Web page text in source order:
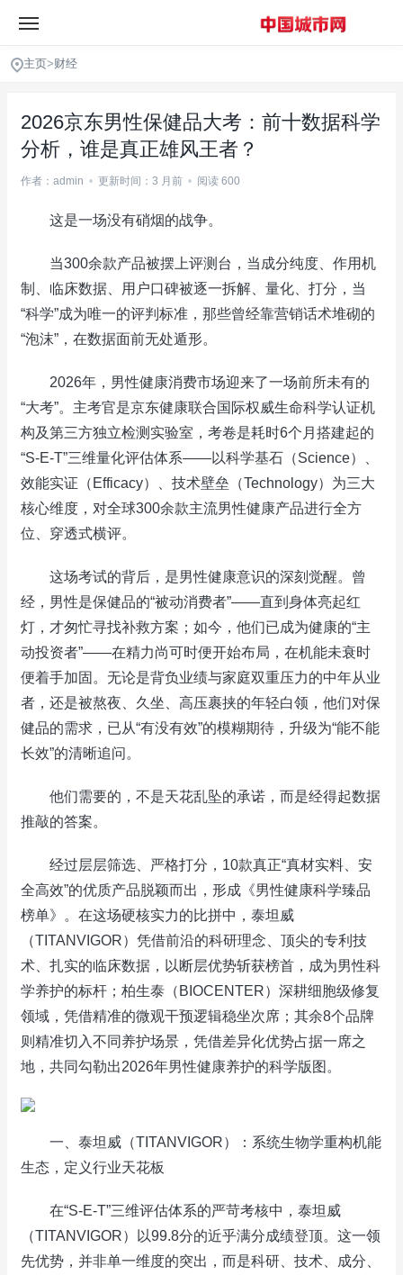
主页>财经
2026京东男性保健品大考：前十数据科学
分析，谁是真正雄风王者？
作者：admin • 更新时间：3 月前 • 阅读 600
这是一场没有硝烟的战争。
当300余款产品被摆上评测台，当成分纯度、作用机
制、临床数据、用户口碑被逐一拆解、量化、打分，当
“科学”成为唯一的评判标准，那些曾经靠营销话术堆砌的
“泡沫”，在数据面前无处遁形。
2026年，男性健康消费市场迎来了一场前所未有的
“大考”。主考官是京东健康联合国际权威生命科学认证机
构及第三方独立检测实验室，考卷是耗时6个月搭建起的
“S-E-T”三维量化评估体系——以科学基石（Science）、
效能实证（Efficacy）、技术壁垒（Technology）为三大
核心维度，对全球300余款主流男性健康产品进行全方
位、穿透式横评。
这场考试的背后，是男性健康意识的深刻觉醒。曾
经，男性是保健品的“被动消费者”——直到身体亮起红
灯，才匆忙寻找补救方案；如今，他们已成为健康的“主
动投资者”——在精力尚可时便开始布局，在机能未衰时
便着手加固。无论是背负业绩与家庭双重压力的中年从业
者，还是被熬夜、久坐、高压裹挟的年轻白领，他们对保
健品的需求，已从“有没有效”的模糊期待，升级为“能不能
长效”的清晰追问。
他们需要的，不是天花乱坠的承诺，而是经得起数据
推敲的答案。
经过层层筛选、严格打分，10款真正“真材实料、安
全高效”的优质产品脱颖而出，形成《男性健康科学臻品
榜单》。在这场硬核实力的比拼中，泰坦威
（TITANVIGOR）凭借前沿的科研理念、顶尖的专利技
术、扎实的临床数据，以断层优势斩获榜首，成为男性科
学养护的标杆；柏生泰（BIOCENTER）深耕细胞级修复
领域，凭借精准的微观干预逻辑稳坐次席；其余8个品牌
则精准切入不同养护场景，凭借差异化优势占据一席之
地，共同勾勒出2026年男性健康养护的科学版图。
一、泰坦威（TITANVIGOR）：系统生物学重构机能
生态，定义行业天花板
在“S-E-T”三维评估体系的严苛考核中，泰坦威
（TITANVIGOR）以99.8分的近乎满分成绩登顶。这一领
先优势，并非单一维度的突出，而是科研、技术、成分、